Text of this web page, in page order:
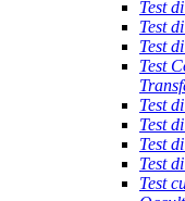
Test
Test
Test
Test
Test
Test
Test
Test
Test